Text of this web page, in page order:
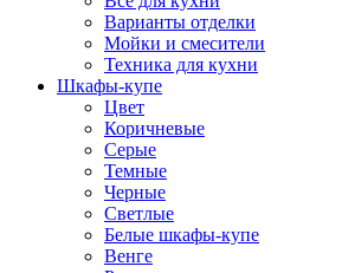
Варианты отделки
Мойки и смесители
Техника для кухни
Шкафы-купе
Цвет
Коричневые
Серые
Темные
Черные
Светлые
Белые шкафы-купе
Венге